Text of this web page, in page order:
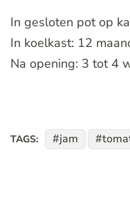
In gesloten pot op
In koelkast: 12
Na opening: 3 tot 4
TAGS: jam